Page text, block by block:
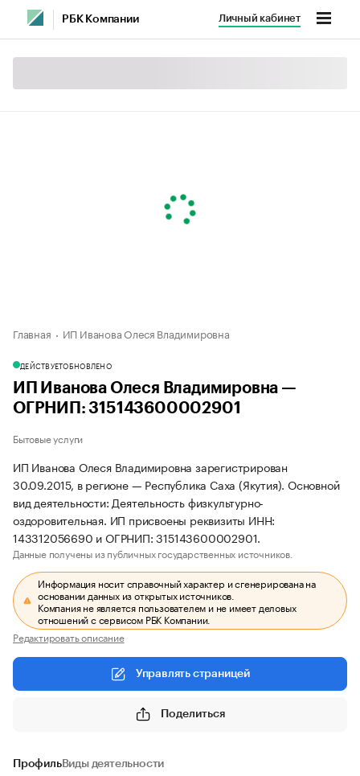
РБК Компании Личный кабинет
Главная ИП Иванова Олеся Владимировна
ДЕЙСТВУЕТОБНОВЛЕНО
ИП Иванова Олеся Владимировна —
ОГРНИП: 315143600002901
Бытовые услуги
ИП Иванова Олеся Владимировна зарегистрирован
30.09.2015, в регионе — Республика Саха (Якутия). Основной
вид деятельности: Деятельность физкультурно-
оздоровительная. ИП присвоены реквизиты ИНН:
143312056690 и ОГРНИП: 315143600002901.
Данные получены из публичных государственных источников.
Информация носит справочный характер и сгенерирована на
основании данных из открытых источников.
Компания не является пользователем и не имеет деловых
отношений с сервисом РБК Компании.
Редактировать описание
Управлять страницей
Поделиться
ПрофильВиды деятельности